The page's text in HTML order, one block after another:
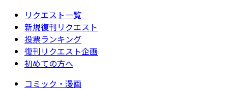
リクエスト一覧
新規復刊リクエスト
投票ランキング
復刊リクエスト企画
初めての方へ
コミック・漫画